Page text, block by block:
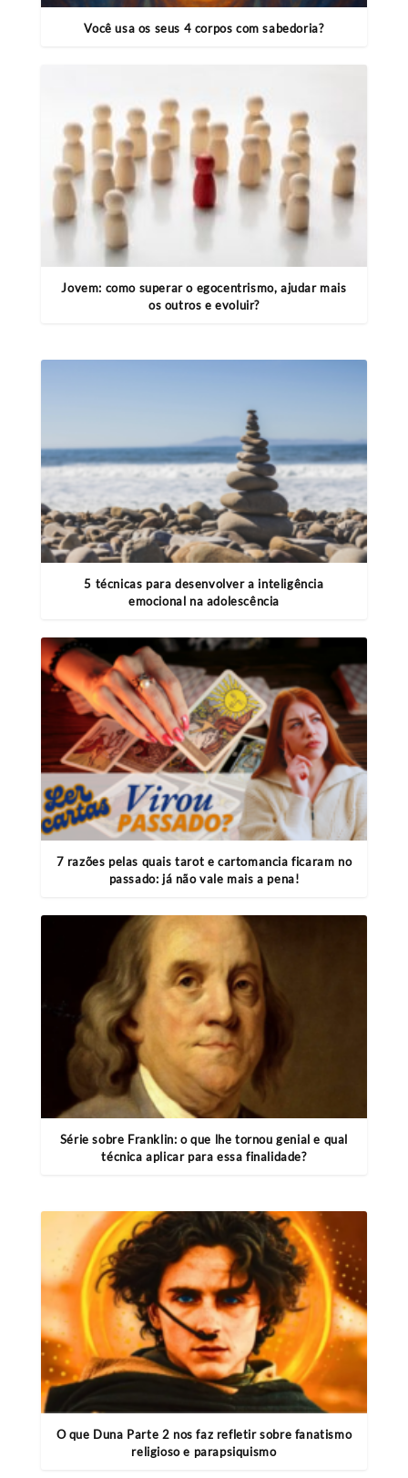
Você usa os seus 4 corpos com sabedoria?
Jovem: como superar o egocentrismo, ajudar mais
os outros e evoluir?
5 técnicas para desenvolver a inteligência
emocional na adolescência
7 razões pelas quais tarot e cartomancia ficaram no
passado: já não vale mais a pena!
Série sobre Franklin: o que lhe tornou genial e qual
técnica aplicar para essa finalidade?
O que Duna Parte 2 nos faz refletir sobre fanatismo
religioso e parapsiquismo